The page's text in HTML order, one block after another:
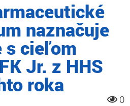
naznačuje
s cieľom
Jr. z HHS
roka
0